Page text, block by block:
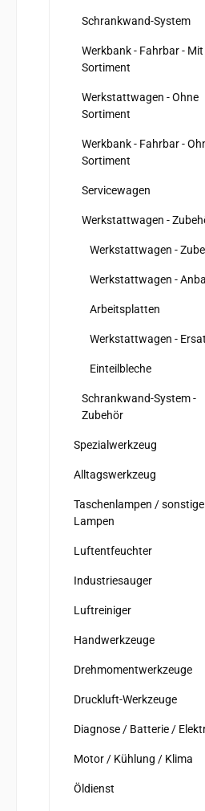
Schrankwand-System
Werkbank - Fahrbar - Mit
Sortiment
Werkstattwagen - Ohne
Sortiment
Werkbank - Fahrbar -
Sortiment
Servicewagen
Werkstattwagen -
Werkstattwagen -
Werkstattwagen -
Arbeitsplatten
Werkstattwagen -
Einteilbleche
Schrankwand-System -
Zubehör
Spezialwerkzeug
Alltagswerkzeug
Taschenlampen / sonstige
Lampen
Luftentfeuchter
Industriesauger
Luftreiniger
Handwerkzeuge
Drehmomentwerkzeuge
Druckluft-Werkzeuge
Diagnose / Batterie /
Motor / Kühlung / Klima
Öldienst